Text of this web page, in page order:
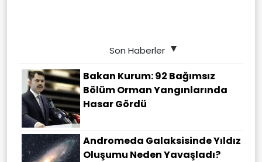
Son Haberler
Bakan Kurum: 92 Bağımsız
Bölüm Orman Yangınlarında
Hasar Gördü
Andromeda Galaksisinde Yıldız
Oluşumu Neden Yavaşladı?